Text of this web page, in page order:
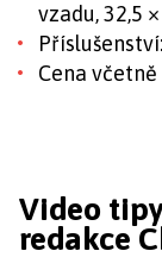
vzadu, 32,5
Cena včetně
Video
redakce